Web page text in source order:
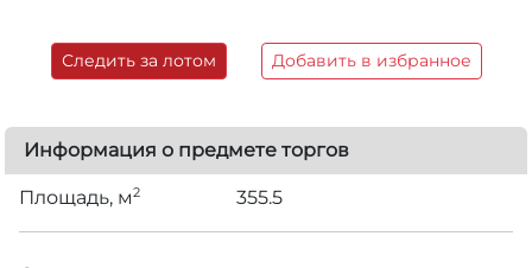
Следить за лотом Добавить в избранное
Информация о предмете торгов
Площадь, м2 355.5